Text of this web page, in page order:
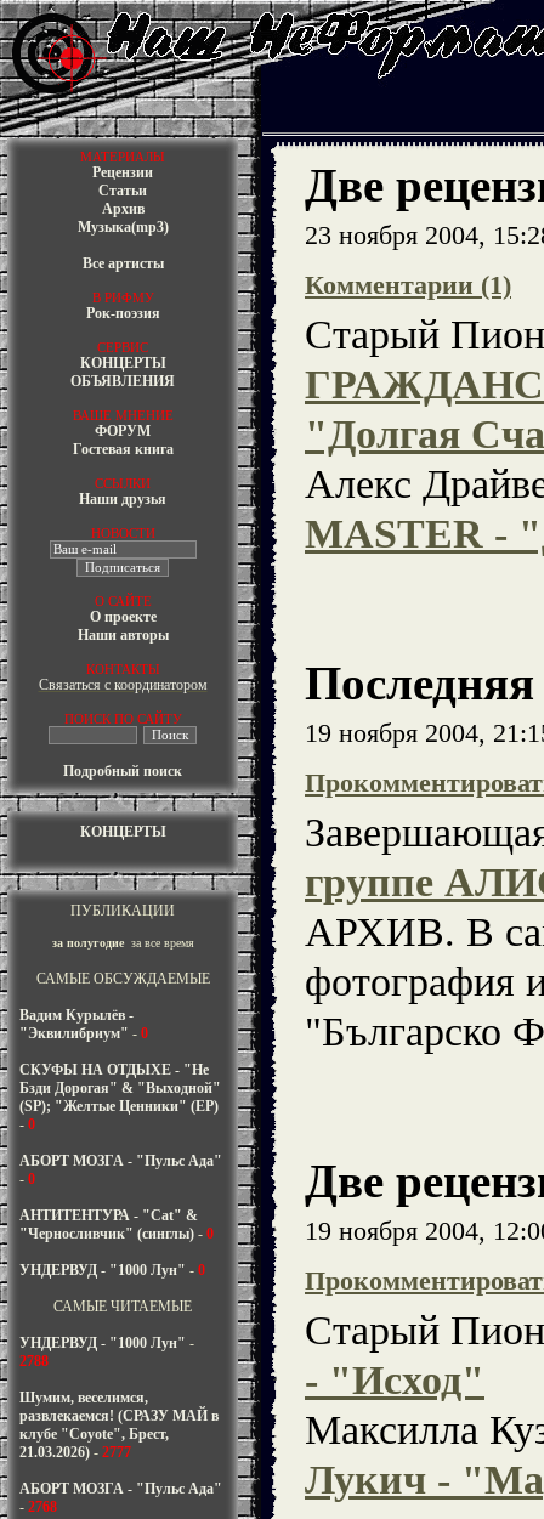
МАТЕРИАЛЫ
Рецензии
Статьи
Архив
Музыка(mp3)
Все артисты
В РИФМУ
Рок-поэзия
СЕРВИС
КОНЦЕРТЫ
ОБЪЯВЛЕНИЯ
ВАШЕ МНЕНИЕ
ФОРУМ
Гостевая книга
ССЫЛКИ
Наши друзья
НОВОСТИ
О САЙТЕ
О проекте
Наши авторы
КОНТАКТЫ
Связаться с координатором
ПОИСК ПО САЙТУ
Подробный поиск
КОНЦЕРТЫ
ПУБЛИКАЦИИ
за полугодие за все время
САМЫЕ ОБСУЖДАЕМЫЕ
Вадим Курылёв -
"Эквилибриум" - 0
СКУФЫ НА ОТДЫХЕ - "Не
Бзди Дорогая" & "Выходной"
(SP); "Желтые Ценники" (EP)
- 0
АБОРТ МОЗГА - "Пульс Ада"
- 0
АНТИТЕНТУРА - "Cat" &
"Черносливчик" (синглы) - 0
УНДЕРВУД - "1000 Лун" - 0
САМЫЕ ЧИТАЕМЫЕ
УНДЕРВУД - "1000 Лун" -
2788
Шумим, веселимся,
развлекаемся! (СРАЗУ МАЙ в
клубе "Coyote", Брест,
21.03.2026) - 2777
АБОРТ МОЗГА - "Пульс Ада"
- 2768
Две
23 ноября 2004,
Комментарии (1)
Старый
"Долгая
Алекс
МASTER -
19 ноября 2004,
группе
АРХИВ. В
фотография
"Българско
Две
19 ноября 2004,
Старый
- "Исход"
Максилла
Лукич -